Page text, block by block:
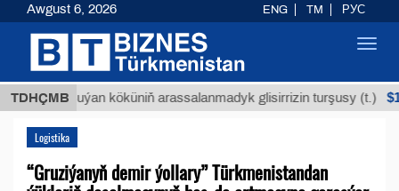
TDHÇMB
Buýan köküniň arassalanmadyk glisirrizin turşusy (t.)
Logistika
“Gruziýanyň demir ýollary” Türkmenistandan
Awgust 6, 2026 ENG TM РУС